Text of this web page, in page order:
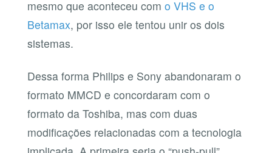
mesmo que aconteceu com o VHS e o
Betamax, por isso ele tentou unir os dois
sistemas.
Dessa forma Philips e Sony abandonaram o
formato MMCD e concordaram com o
formato da Toshiba, mas com duas
modificações relacionadas com a tecnologia